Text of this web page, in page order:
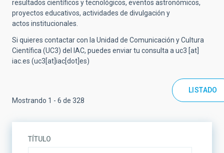
navegación
resultados científicos y tecnológicos, eventos astronómicos,
proyectos educativos, actividades de divulgación y
actos institucionales.
Si quieres contactar con la Unidad de Comunicación y Cultura
Científica (UC3) del IAC, puedes enviar tu consulta a uc3 [at]
iac.es (uc3[at]iac[dot]es)
LISTADO
Mostrando 1 - 6 de 328
TÍTULO